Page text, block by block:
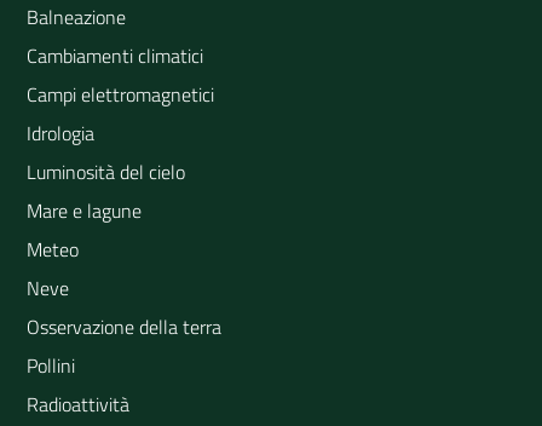
Balneazione
Cambiamenti climatici
Campi elettromagnetici
Idrologia
Luminosità del cielo
Mare e lagune
Meteo
Neve
Osservazione della terra
Pollini
Radioattività